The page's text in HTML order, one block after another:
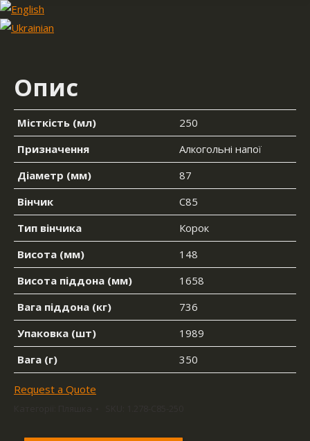
Опис
Місткість (мл)
250
Призначення
Алкогольні напої
Діаметр (мм)
87
Вінчик
С85
Тип вінчика
Корок
Висота (мм)
148
Висота піддона (мм)
1658
Вага піддона (кг)
736
Упаковка (шт)
1989
Вага (г)
350
Request a Quote